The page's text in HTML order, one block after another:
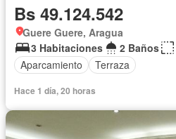
Bs 49.124.542
Guere Guere, Aragua
3 Habitaciones
2 Baños
Aparcamiento
Terraza
Hace 1 día, 20 horas